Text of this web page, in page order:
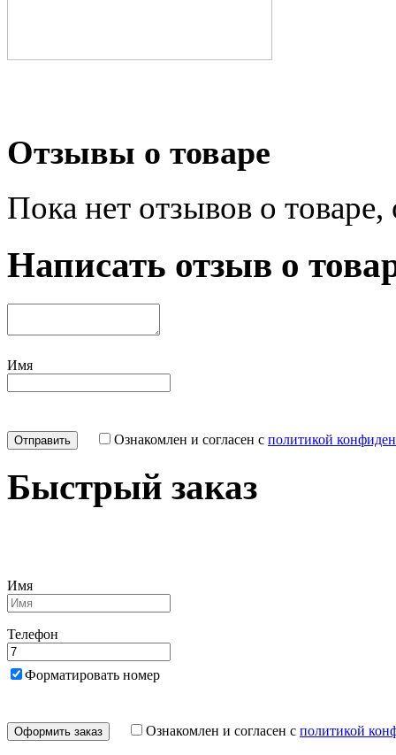
Отзывы о товаре
Пока нет отзывов о товаре,
Написать отзыв о
Имя
Ознакомлен и согласен с политикой
Быстрый заказ
Имя
Телефон
Форматировать номер
Ознакомлен и согласен с политикой